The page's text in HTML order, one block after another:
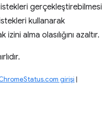
gerçekleştirebilmesi
kullanarak
izini alma olasılığını azaltır.
girişi |